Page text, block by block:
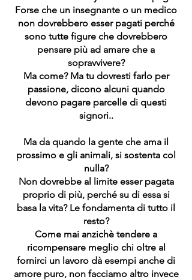
Forse che un insegnante o un medico
non dovrebbero esser pagati perché
sono tutte figure che dovrebbero
pensare più ad amare che a
sopravvivere?
Ma come? Ma tu dovresti farlo per
passione, dicono alcuni quando
devono pagare parcelle di questi
signori..
Ma da quando la gente che ama il
prossimo e gli animali, si sostenta col
nulla?
Non dovrebbe al limite esser pagata
proprio di più, perché su di essa si
basa la vita? Le fondamenta di tutto il
resto?
Come mai anzichè tendere a
ricompensare meglio chi oltre al
fornirci un lavoro dà esempi anche di
amore puro, non facciamo altro invece